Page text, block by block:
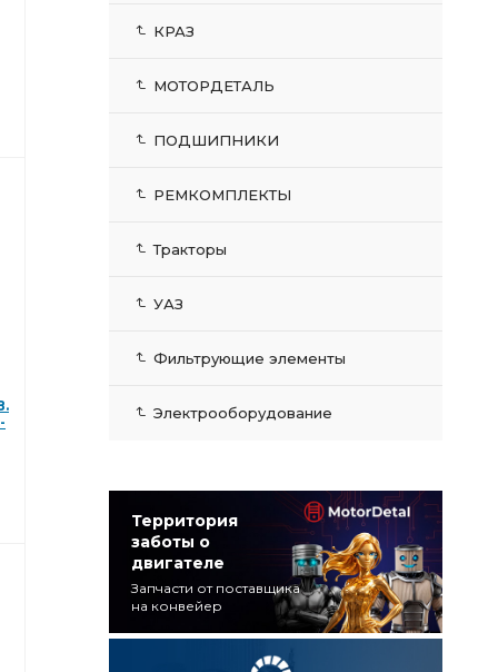
КРАЗ
МОТОРДЕТАЛЬ
ПОДШИПНИКИ
РЕМКОМПЛЕКТЫ
Тракторы
УАЗ
Фильтрующие элементы
Электрооборудование
Территория
заботы о
двигателе
Запчасти от поставщика
на конвейер